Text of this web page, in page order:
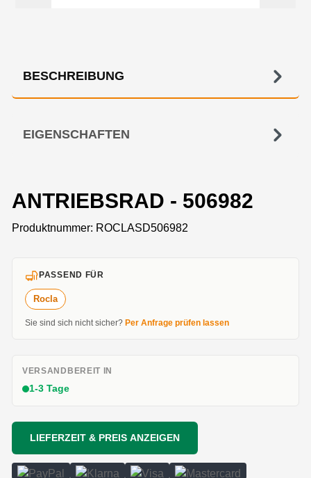
BESCHREIBUNG
EIGENSCHAFTEN
ANTRIEBSRAD - 506982
Produktnummer: ROCLASD506982
PASSEND FÜR
Rocla
Sie sind sich nicht sicher? Per Anfrage prüfen lassen
VERSANDBEREIT IN
1-3 Tage
LIEFERZEIT & PREIS ANZEIGEN